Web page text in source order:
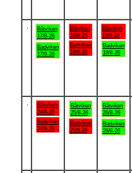
Båtviken
17/8-26
Badviken
17/8-26
Båtviken
18/8-26
Badviken
18/8-26
Båtviken
19/8-26
Badviken
19/8-26
Båtviken
24/8-26
Badviken
24/8-26
Båtviken
25/8-26
Badviken
25/8-26
Båtviken
26/8-26
Badviken
26/8-26